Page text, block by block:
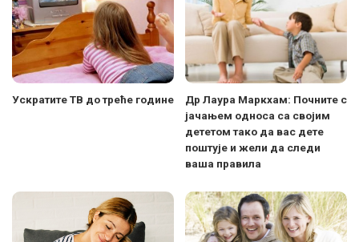
Ускратите ТВ до треће године
Др Лаура Маркхам: Почните с
јачањем односа са својим
дететом тако да вас дете
поштује и жели да следи
ваша правила